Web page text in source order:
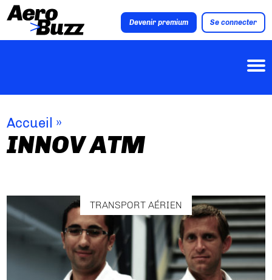
Devenir premium Se connecter
Accueil »
INNOV ATM
TRANSPORT AÉRIEN